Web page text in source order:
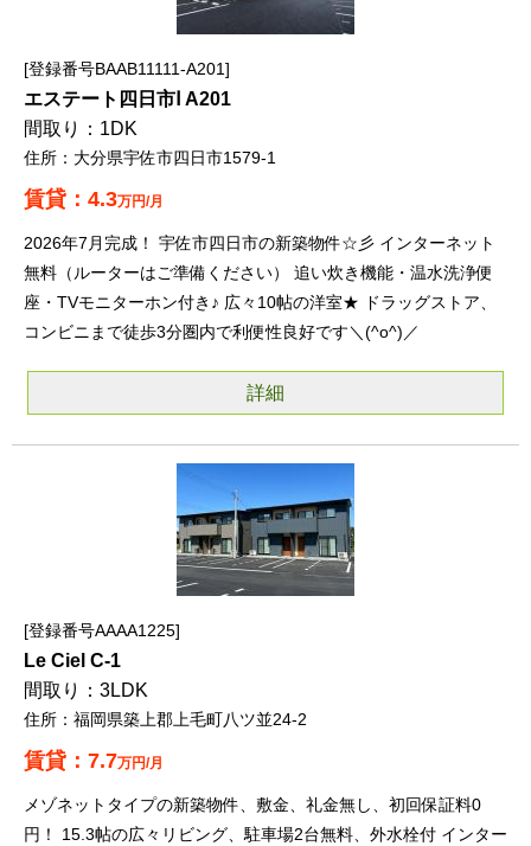
登録番号BAAB11111-A201
エステート四日市Ⅰ A201
1DK
大分県宇佐市四日市1579-1
4.3万円/月
2026年7月完成！ 宇佐市四日市の新築物件☆彡 インターネット
無料（ルーターはご準備ください） 追い炊き機能・温水洗浄便
座・TVモニターホン付き♪ 広々10帖の洋室★ ドラッグストア、
コンビニまで徒歩3分圏内で利便性良好です＼(^o^)／
詳細
登録番号AAAA1225
Le Ciel C-1
3LDK
福岡県築上郡上毛町八ツ並24-2
7.7万円/月
メゾネットタイプの新築物件、敷金、礼金無し、初回保証料0
円！ 15.3帖の広々リビング、駐車場2台無料、外水栓付 インター